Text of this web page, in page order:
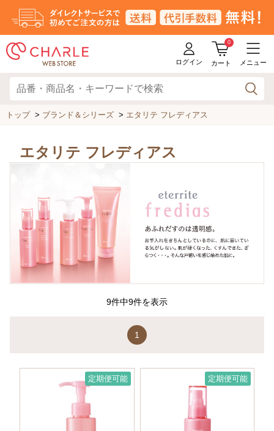
ログイン
0
カート メニュー
トップ> ブランド＆シリーズ > エタリテ フレディアス
エタリテ フレディアス
9件中9件を表示
1
定期便可能 定期便可能